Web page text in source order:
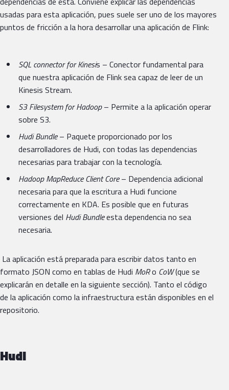
usadas para esta aplicación, pues suele ser uno de los mayores
puntos de fricción a la hora desarrollar una aplicación de Flink:
SQL connector for Kinesis – Conector fundamental para
que nuestra aplicación de Flink sea capaz de leer de un
Kinesis Stream.
S3 Filesystem for Hadoop– Permite a la aplicación operar
sobre S3.
Hudi Bundle– Paquete proporcionado por los
desarrolladores de Hudi, con todas las dependencias
necesarias para trabajar con la tecnología.
Hadoop MapReduce Client Core– Dependencia adicional
necesaria para que la escritura a Hudi funcione
correctamente en KDA. Es posible que en futuras
versiones del Hudi Bundleesta dependencia no sea
necesaria.
La aplicación está preparada para escribir datos tanto en
formato JSON como en tablas de Hudi MoRo CoW(que se
explicarán en detalle en la siguiente sección). Tanto el código
de la aplicación como la infraestructura están disponibles en el
repositorio.
Hudi